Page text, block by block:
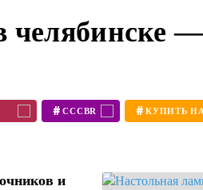
челябинске
# CCCBR #
и